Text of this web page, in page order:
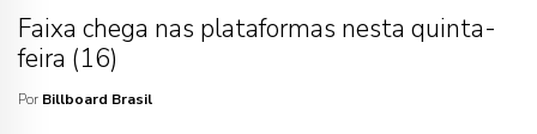
Faixa chega nas plataformas nesta quinta-
feira (16)
Por Billboard Brasil